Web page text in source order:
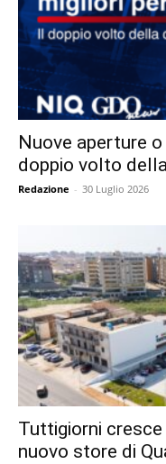
Nuove aperture
doppio volto
Redazione - 30 Luglio 2026
Tuttigiorni
nuovo store di